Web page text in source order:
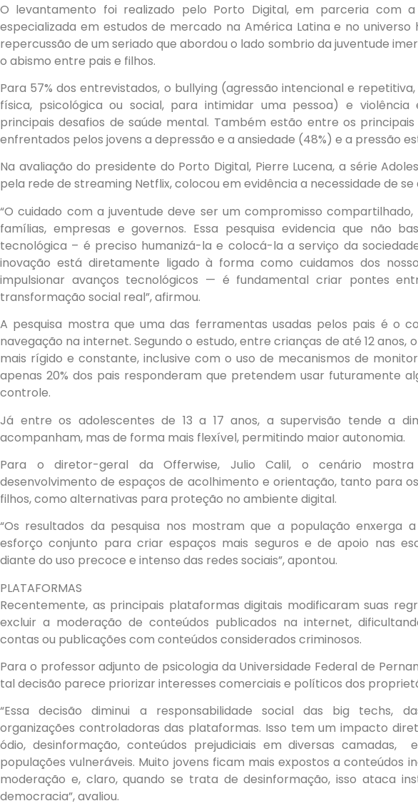
O levantamento foi realizado pelo Porto Digital, em parceria com a
especializada em estudos de mercado na América Latina e no universo
repercussão de um seriado que abordou o lado sombrio da juventude
o abismo entre pais e filhos.
Para 57% dos entrevistados, o bullying (agressão intencional e
física, psicológica ou social, para intimidar uma pessoa) e violência
principais desafios de saúde mental. Também estão entre os
enfrentados pelos jovens a depressão e a ansiedade (48%) e a pressão
Na avaliação do presidente do Porto Digital, Pierre Lucena, a série
pela rede de streaming Netflix, colocou em evidência a necessidade de
“O cuidado com a juventude deve ser um compromisso compartilhado,
famílias, empresas e governos. Essa pesquisa evidencia que não
tecnológica – é preciso humanizá-la e colocá-la a serviço da
inovação está diretamente ligado à forma como cuidamos dos
impulsionar avanços tecnológicos — é fundamental criar pontes
transformação social real”, afirmou.
A pesquisa mostra que uma das ferramentas usadas pelos pais é o
navegação na internet. Segundo o estudo, entre crianças de até 12 anos,
mais rígido e constante, inclusive com o uso de mecanismos de
apenas 20% dos pais responderam que pretendem usar futuramente
controle.
Já entre os adolescentes de 13 a 17 anos, a supervisão tende a
acompanham, mas de forma mais flexível, permitindo maior autonomia.
Para o diretor-geral da Offerwise, Julio Calil, o cenário
desenvolvimento de espaços de acolhimento e orientação, tanto para
filhos, como alternativas para proteção no ambiente digital.
“Os resultados da pesquisa nos mostram que a população enxerga
esforço conjunto para criar espaços mais seguros e de apoio nas
diante do uso precoce e intenso das redes sociais”, apontou.
PLATAFORMAS
Recentemente, as principais plataformas digitais modificaram suas
excluir a moderação de conteúdos publicados na internet,
contas ou publicações com conteúdos considerados criminosos.
Para o professor adjunto de psicologia da Universidade Federal de
tal decisão parece priorizar interesses comerciais e políticos dos
“Essa decisão diminui a responsabilidade social das big techs,
organizações controladoras das plataformas. Isso tem um impacto
ódio, desinformação, conteúdos prejudiciais em diversas camadas,
populações vulneráveis. Muito jovens ficam mais expostos a conteúdos
moderação e, claro, quando se trata de desinformação, isso ataca
democracia”, avaliou.